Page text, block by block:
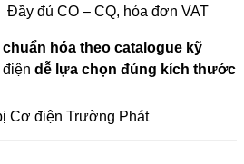
Đầy đủ CO – CQ, hóa đơn VAT
chuẩn hóa theo catalogue kỹ
dễ lựa chọn đúng kích thước